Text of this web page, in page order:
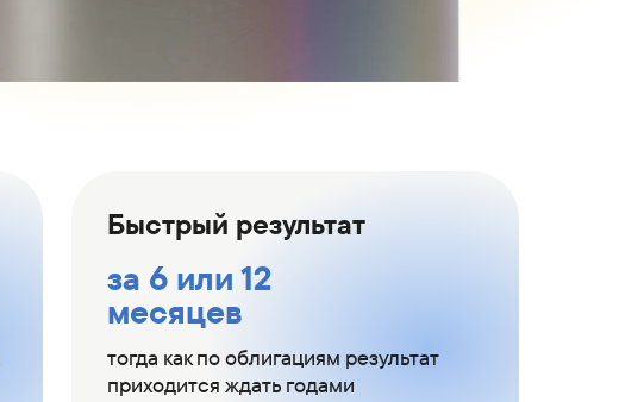
Быстрый результат
за 6 или 12
месяцев
тогда как по облигациям результат
приходится ждать годами